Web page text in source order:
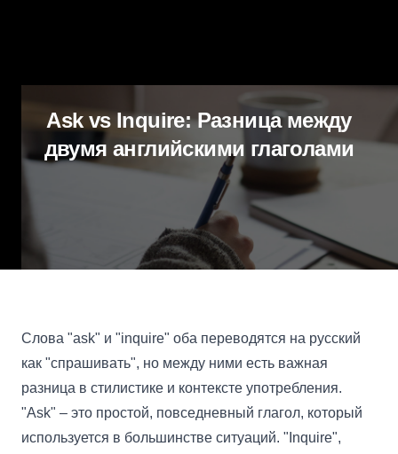
Ask vs Inquire: Разница между
двумя английскими глаголами
Слова "ask" и "inquire" оба переводятся на русский
как "спрашивать", но между ними есть важная
разница в стилистике и контексте употребления.
"Ask" – это простой, повседневный глагол, который
используется в большинстве ситуаций. "Inquire",